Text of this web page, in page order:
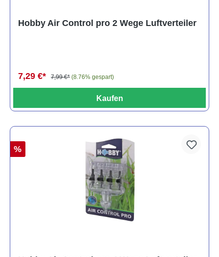
Hobby Air Control pro 2 Wege Luftverteiler
7,29 €* 7,99 €* (8.76% gespart)
Kaufen
%